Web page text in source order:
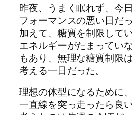
昨夜、うまく眠れず、今
フォーマンスの悪い日だっ
加えて、糖質を制限して
エネルギーがたまってい
もあり、無理な糖質制限
考える一日だった。
理想の体型になるために
一直線を突っ走ったら良